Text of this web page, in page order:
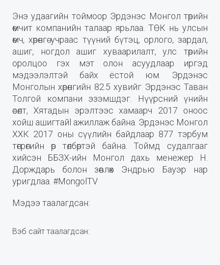
Энэ удаагийн тоймоор Эрдэнэс Монгол төрийн
өмчит компанийн талаар ярьлаа. ТӨК нь улсын
өмч, хөрөнгө учраас түүний бүтэц, орлого, зардал,
ашиг, ногдол ашиг хуваарилалт, улс төрийн
оролцоо гэх мэт олон асуудлаар иргэд
мэдээлэлтэй байх ёстой юм. Эрдэнэс
Монголын хөрөнгийн 82.5 хувийг Эрдэнэс Таван
Толгой компани эзэмшдэг. Нүүрсний үнийн
өсөлт, Хятадын эрэлтээс хамаарч 2017 оноос
хойш ашигтайl ажиллаж байна. Эрдэнэс Монгол
ХХК 2017 оны сүүлийн байдлаар 877 тэрбум
төгрөгийн өр төлбөртэй байна. Тоймд судалгааг
хийсэн ББЗХ-ийн Монгол дахь менежер Н.
Дорждарь болон зөвлөх Эндрью Бауэр нар
уригдлаа. #MongolTV
Мэдээ таалагдсан:
Вэб сайт таалагдсан: